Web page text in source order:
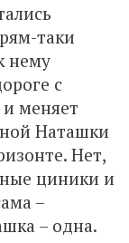
таки
нему
с
меняет
Наташки
Нет,
циники и
–
– одна.